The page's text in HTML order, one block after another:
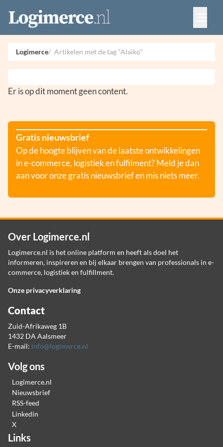
Vacatures
Events
Adverteren
Partners
Logimerce Artikelen met de tag "Alaiko"
Er is op dit moment geen content.
Gratis nieuwsbrief
Op de hoogte blijven van de laatste ontwikkelingen
in e-commerce, logistiek en fulfilment? Meld je dan
aan voor onze gratis nieuwsbrief en mis niets meer.
Over Logimerce.nl
Logimerce.nl is het online platform en heeft als doel het
informeren, inspireren en bij elkaar brengen van professionals in e-
commerce, logistiek en fulfillment.
Onze privacyverklaring
Contact
Zuid-Afrikaweg 1B
1432 DA Aalsmeer
E-mail: info@logimerce.nl
Volg ons
Logimerce.nl
Nieuwsbrief
RSS-feed
Linkedin
X
Links